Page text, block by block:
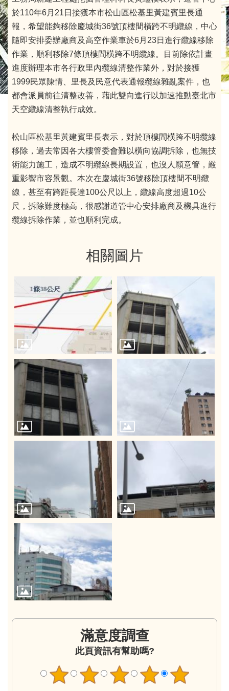
於110年6月21日接獲本市松山區松基里黃建賓里長通
報，希望能夠移除慶城街36號頂樓間橫跨不明纜線，中心
隨即安排委辦廠商及高空作業車於6月23日進行纜線移除
作業，順利移除7條頂樓間橫跨不明纜線。目前除依計畫
進度辦理本市各行政里內纜線清整作業外，對於接獲
1999民眾陳情、里長及民意代表通報纜線雜亂案件，也
都會派員前往清整改善，藉此雙向進行以加速推動臺北市
天空纜線清整執行成效。
松山區松基里黃建賓里長表示，對於頂樓間橫跨不明纜線
移除，過去常因各大樓管委會難以橫向協調拆除，也無技
術能力施工，造成不明纜線長期設置，也沒人願意管，嚴
重影響市容景觀。本次在慶城街36號移除頂樓間不明纜
線，甚至有跨距長達100公尺以上，纜線高度超過10公
尺，拆除難度極高，很感謝道管中心安排廠商及機具進行
纜線拆除作業，並也順利完成。
相關圖片
滿意度調查
此頁資訊有幫助嗎?